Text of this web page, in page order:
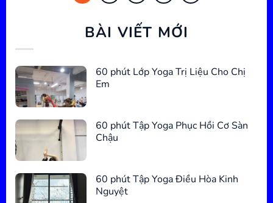
BÀI VIẾT MỚI
60 phút Lớp Yoga Trị Liệu Cho Chị
Em
60 phút Tập Yoga Phục Hồi Cơ Sàn
Chậu
60 phút Tập Yoga Điều Hòa Kinh
Nguyệt